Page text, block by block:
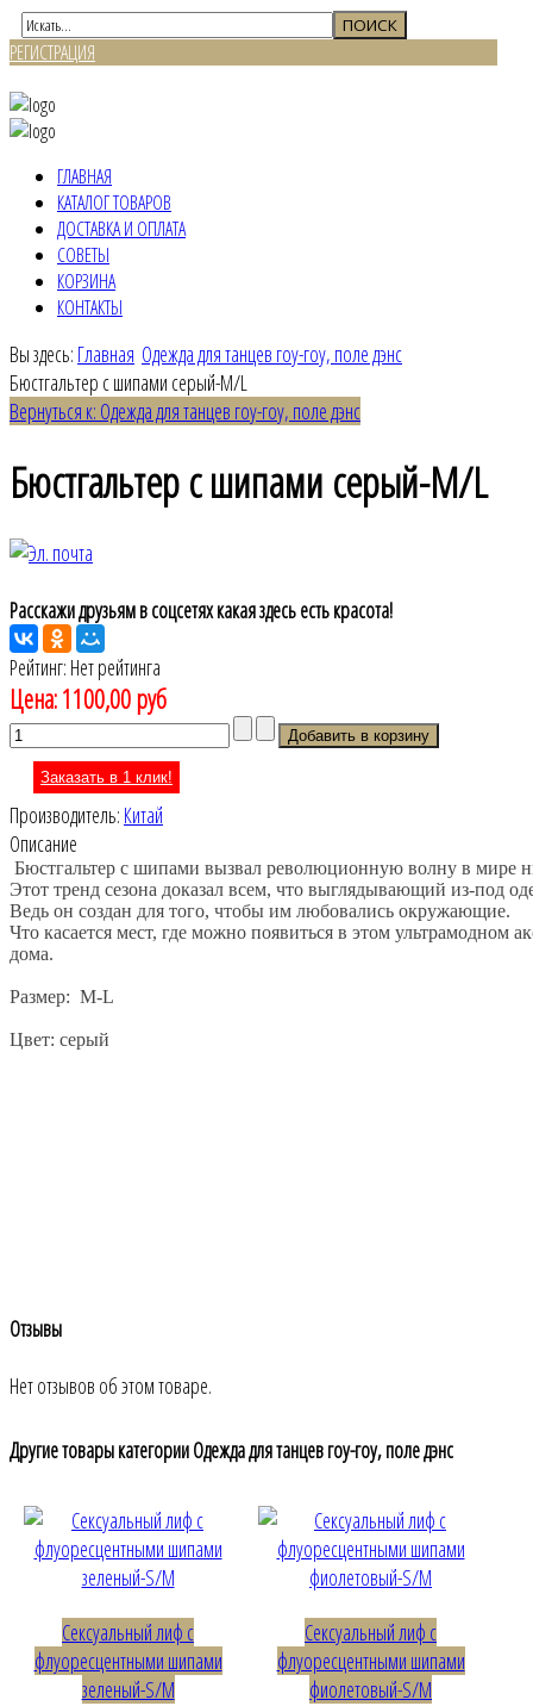
РЕГИСТРАЦИЯ
ГЛАВНАЯ
КАТАЛОГ ТОВАРОВ
ДОСТАВКА И ОПЛАТА
СОВЕТЫ
КОРЗИНА
КОНТАКТЫ
Вы здесь: Главная Одежда для танцев гоу-гоу, поле дэнс
Бюстгальтер с шипами серый-M/L
Вернуться к: Одежда для танцев гоу-гоу, поле дэнс
Бюстгальтер с шипами серый-M/L
Расскажи друзьям в соцсетях какая здесь есть красота!
Рейтинг: Нет рейтинга
Цена:1100,00 руб
Заказать в 1 клик!
Производитель: Китай
Описание
Бюстгальтер с шипами вызвал революционную волну в мире
Этот тренд сезона доказал всем, что выглядывающий из-под
Ведь он создан для того, чтобы им любовались окружающие.
Что касается мест, где можно появиться в этом ультрамодном
дома.
Размер: M-L
Цвет: серый
Отзывы
Нет отзывов об этом товаре.
Другие товары категории Одежда для танцев гоу-гоу, поле дэнс
Сексуальный лиф с
флуоресцентными шипами
зеленый-S/M
Сексуальный лиф с
флуоресцентными шипами
фиолетовый-S/M